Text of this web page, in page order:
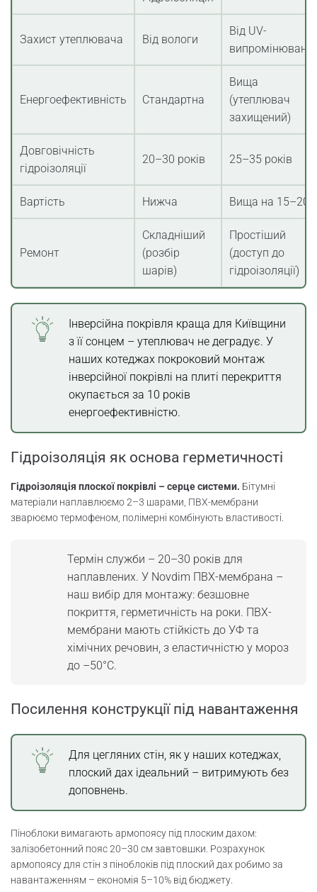
Захист утеплювача Від вологи
Від UV-
Енергоефективність Стандартна
Вища
(утеплювач
захищений)
Довговічність
гідроізоляції
20–30 років 25–35 років
Вартість Нижча Вища на 15–20%
Ремонт
Складніший
(розбір
шарів)
Простіший
(доступ до
гідроізоляції)
Інверсійна покрівля краща для Київщини
з її сонцем – утеплювач не деградує. У
наших котеджах покроковий монтаж
інверсійної покрівлі на плиті перекриття
окупається за 10 років
енергоефективністю.
Гідроізоляція як основа герметичності
Гідроізоляція плоскої покрівлі – серце системи. Бітумні
матеріали наплавлюємо 2–3 шарами, ПВХ-мембрани
зварюємо термофеном, полімерні комбінують властивості.
Термін служби – 20–30 років для
наплавлених. У Novdim ПВХ-мембрана –
наш вибір для монтажу: безшовне
покриття, герметичність на роки. ПВХ-
мембрани мають стійкість до УФ та
хімічних речовин, з еластичністю у мороз
до –50°C.
Посилення конструкції під навантаження
Для цегляних стін, як у наших котеджах,
плоский дах ідеальний – витримують без
доповнень.
Піноблоки вимагають армопоясу під плоским дахом:
залізобетонний пояс 20–30 см завтовшки. Розрахунок
армопоясу для стін з піноблоків під плоский дах робимо за
навантаженням – економія 5–10% від бюджету.